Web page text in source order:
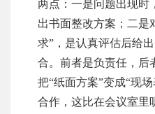
两点：一是问题出现时
出书面整改方案；二是
求”，是认真评估后给
合。前者是负责任，后
把“纸面方案”变成“现
合作，这比在会议室里